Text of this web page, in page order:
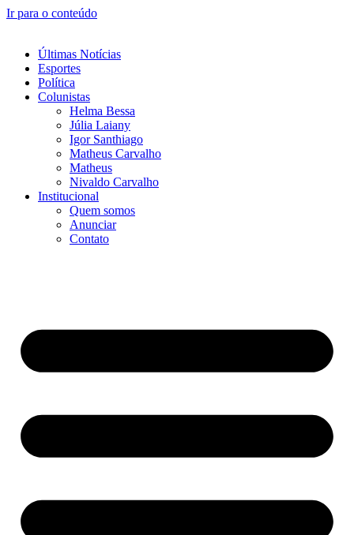
Ir para o conteúdo
Últimas Notícias
Esportes
Política
Colunistas
Helma Bessa
Júlia Laiany
Igor Santhiago
Matheus Carvalho
Matheus
Nivaldo Carvalho
Institucional
Quem somos
Anunciar
Contato